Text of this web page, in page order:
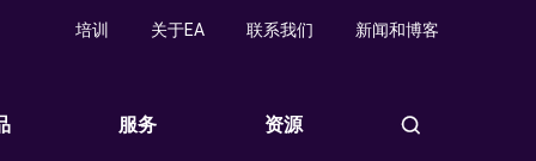
培训 关于EA 联系我们 新闻和博客
服务 资源